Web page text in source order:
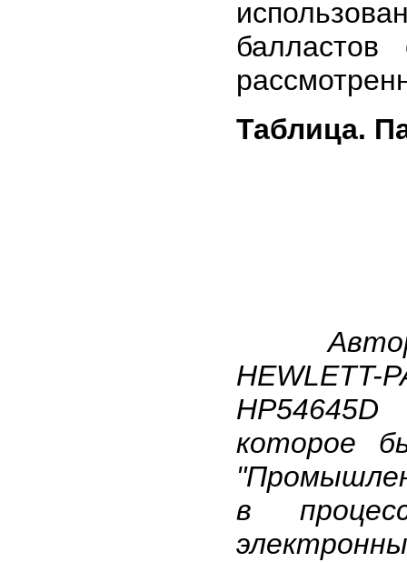
Таблица.
HEWLETT-
которое
в